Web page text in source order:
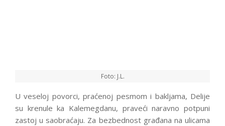
Foto: J.L.
U veseloj povorci, praćenoj pesmom i bakljama, Delije
su krenule ka Kalemegdanu, praveći naravno potpuni
zastoj u saobraćaju. Za bezbednost građana na ulicama